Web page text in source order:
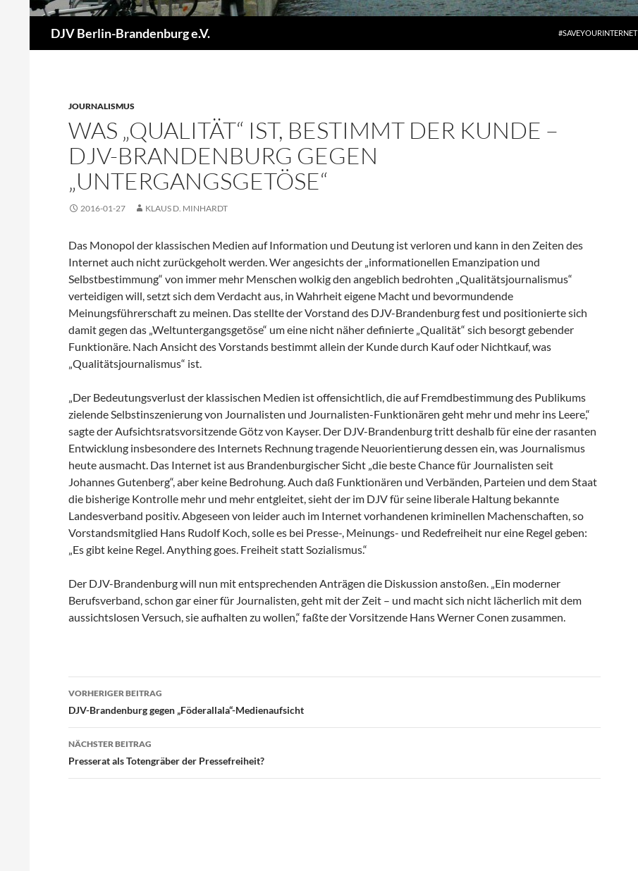
DJV Berlin-Brandenburg e.V. #SAVEYOURINTERNET
JOURNALISMUS
WAS „QUALITÄT“ IST, BESTIMMT DER KUNDE –
DJV-BRANDENBURG GEGEN
„UNTERGANGSGETÖSE“
2016-01-27 KLAUS D. MINHARDT
Das Monopol der klassischen Medien auf Information und Deutung ist verloren und kann in den Zeiten des
Internet auch nicht zurückgeholt werden. Wer angesichts der „informationellen Emanzipation und
Selbstbestimmung“ von immer mehr Menschen wolkig den angeblich bedrohten „Qualitätsjournalismus“
verteidigen will, setzt sich dem Verdacht aus, in Wahrheit eigene Macht und bevormundende
Meinungsführerschaft zu meinen. Das stellte der Vorstand des DJV-Brandenburg fest und positionierte sich
damit gegen das „Weltuntergangsgetöse“ um eine nicht näher definierte „Qualität“ sich besorgt gebender
Funktionäre. Nach Ansicht des Vorstands bestimmt allein der Kunde durch Kauf oder Nichtkauf, was
„Qualitätsjournalismus“ ist.
„Der Bedeutungsverlust der klassischen Medien ist offensichtlich, die auf Fremdbestimmung des Publikums
zielende Selbstinszenierung von Journalisten und Journalisten-Funktionären geht mehr und mehr ins Leere,“
sagte der Aufsichtsratsvorsitzende Götz von Kayser. Der DJV-Brandenburg tritt deshalb für eine der rasanten
Entwicklung insbesondere des Internets Rechnung tragende Neuorientierung dessen ein, was Journalismus
heute ausmacht. Das Internet ist aus Brandenburgischer Sicht „die beste Chance für Journalisten seit
Johannes Gutenberg“, aber keine Bedrohung. Auch daß Funktionären und Verbänden, Parteien und dem Staat
die bisherige Kontrolle mehr und mehr entgleitet, sieht der im DJV für seine liberale Haltung bekannte
Landesverband positiv. Abgeseen von leider auch im Internet vorhandenen kriminellen Machenschaften, so
Vorstandsmitglied Hans Rudolf Koch, solle es bei Presse-, Meinungs- und Redefreiheit nur eine Regel geben:
„Es gibt keine Regel. Anything goes. Freiheit statt Sozialismus.“
Der DJV-Brandenburg will nun mit entsprechenden Anträgen die Diskussion anstoßen. „Ein moderner
Berufsverband, schon gar einer für Journalisten, geht mit der Zeit – und macht sich nicht lächerlich mit dem
aussichtslosen Versuch, sie aufhalten zu wollen,“ faßte der Vorsitzende Hans Werner Conen zusammen.
Beitragsnavigation
VORHERIGER BEITRAG
DJV-Brandenburg gegen „Föderallala“-Medienaufsicht
NÄCHSTER BEITRAG
Presserat als Totengräber der Pressefreiheit?